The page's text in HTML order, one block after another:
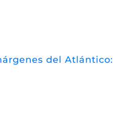
del Atlántico: